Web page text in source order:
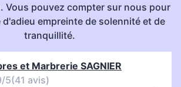
Vous pouvez compter sur nous pour
d'adieu empreinte de solennité et de
tranquillité.
et Marbrerie SAGNIER
5(41 avis)